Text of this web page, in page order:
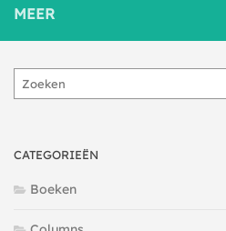
MEER
Zoeken
CATEGORIEËN
Boeken